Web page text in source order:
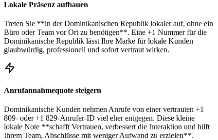
Lokale Präsenz aufbauen
Treten Sie **in der Dominikanischen Republik lokaler auf, ohne ein
Büro oder Team vor Ort zu benötigen**. Eine +1 Nummer für die
Dominikanische Republik lässt Ihre Marke für lokale Kunden
glaubwürdig, professionell und sofort vertraut wirken.
Anrufannahmequote steigern
Dominikanische Kunden nehmen Anrufe von einer vertrauten +1
809- oder +1 829-Anrufer-ID viel eher entgegen. Diese kleine
lokale Note **schafft Vertrauen, verbessert die Interaktion und hilft
Ihrem Team, Abschlüsse mit weniger Aufwand zu erzielen**.